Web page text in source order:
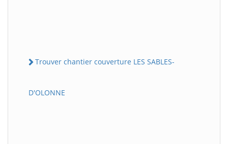
Trouver chantier couverture LES SABLES-
D'OLONNE